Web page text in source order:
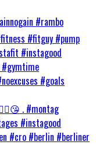
#rambo
#fitguy #pump
#instagood
#goals
. #montag
#instagood
#cro #berlin #berliner